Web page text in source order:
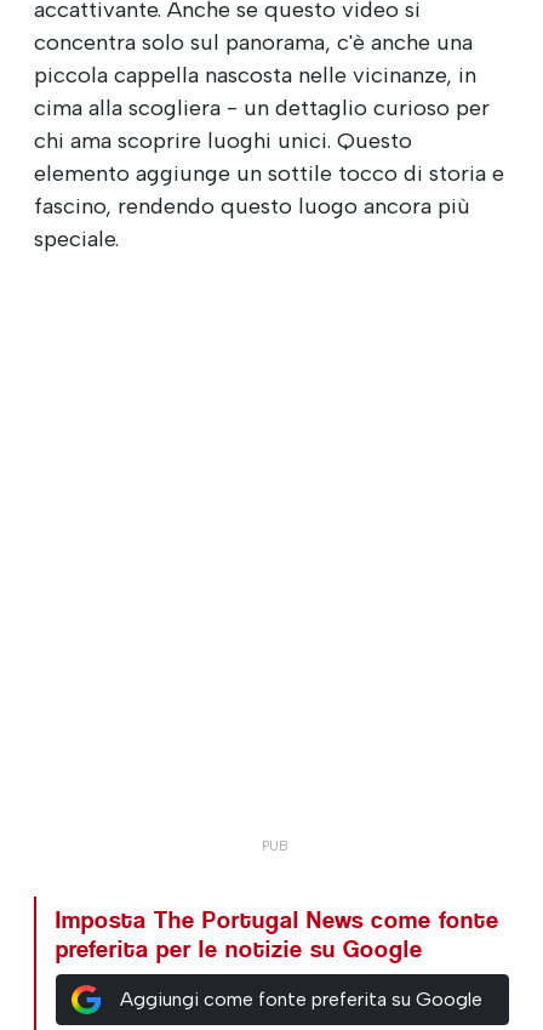
accattivante. Anche se questo video si
concentra solo sul panorama, c'è anche una
piccola cappella nascosta nelle vicinanze, in
cima alla scogliera - un dettaglio curioso per
chi ama scoprire luoghi unici. Questo
elemento aggiunge un sottile tocco di storia e
fascino, rendendo questo luogo ancora più
speciale.
Imposta The Portugal News come fonte
preferita per le notizie su Google
Aggiungi come fonte preferita su Google